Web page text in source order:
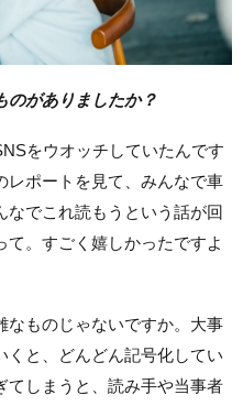
のがありましたか？
をウオッチしていたんです
レポートを見て、みんなで車
なでこれ読もうという話が回
て。すごく嬉しかったですよ
ものじゃないですか。大事
くと、どんどん記号化してい
てしまうと、読み手や当事者